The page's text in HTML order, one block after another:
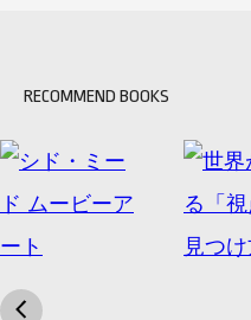
RECOMMEND BOOKS